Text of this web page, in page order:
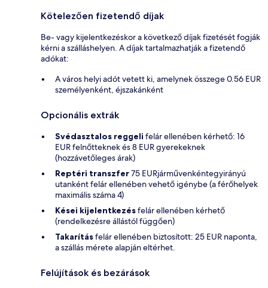
Kötelezően fizetendő díjak
Be- vagy kijelentkezéskor a következő díjak fizetését fogják
kérni a szálláshelyen. A díjak tartalmazhatják a fizetendő
adókat:
A város helyi adót vetett ki, amelynek összege 0.56 EUR
személyenként, éjszakánként
Opcionális extrák
Svédasztalos reggeli felár ellenében kérhető: 16
EUR felnőtteknek és 8 EUR gyerekeknek
(hozzávetőleges árak)
Reptéri transzfer75 EURjárművenkéntegyirányú
utanként felár ellenében vehető igénybe (a férőhelyek
maximális száma 4)
Kései kijelentkezésfelár ellenében kérhető
(rendelkezésre állástól függően)
Takarításfelár ellenében biztosított: 25 EUR naponta,
a szállás mérete alapján eltérhet.
Felújítások és bezárások